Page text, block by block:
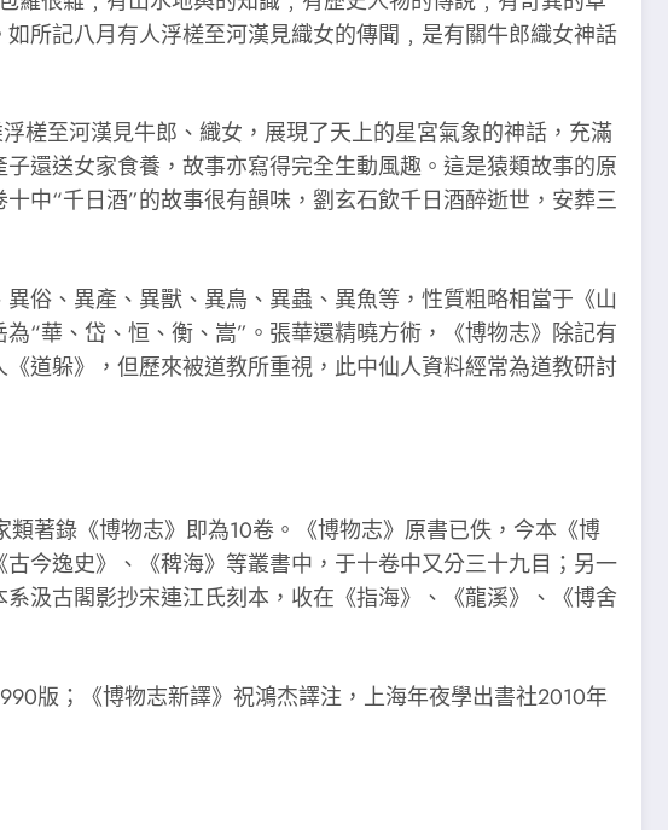
所記八月有人浮槎至河漢見織女的傳聞﹐是有關牛郎織女神話
槎至河漢見牛郎、織女，展現了天上的星宮氣象的神話，充滿
還送女家食養，故事亦寫得完全生動風趣。這是猿類故事的原
中“千日酒”的故事很有韻味，劉玄石飲千日酒醉逝世，安葬三
、異產、異獸、異鳥、異蟲、異魚等，性質粗略相當于《山
“華、岱、恒、衡、嵩”。張華還精曉方術，《博物志》除記有
道躲》，但歷來被道教所重視，此中仙人資料經常為道教研討
著錄《博物志》即為10卷。《博物志》原書已佚，今本《博
今逸史》、《稗海》等叢書中，于十卷中又分三十九目；另一
汲古閣影抄宋連江氏刻本，收在《指海》、《龍溪》、《博舍
版；《博物志新譯》祝鴻杰譯注，上海年夜學出書社2010年